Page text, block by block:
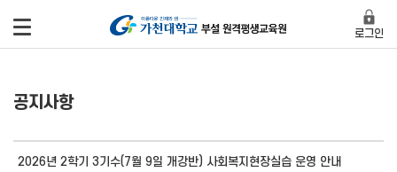
로그인
공지사항
2026년 2학기 3기수(7월 9일 개강반) 사회복지현장실습 운영 안내